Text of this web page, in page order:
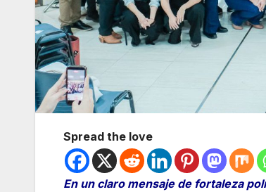
Spread the love
En un claro mensaje de fortaleza